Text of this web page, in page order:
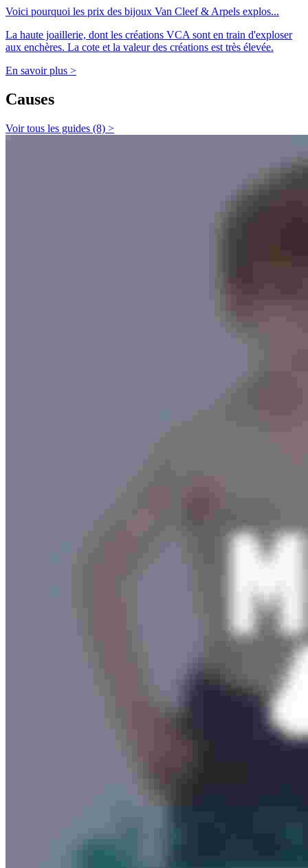
Voici pourquoi les prix des bijoux Van Cleef & Arpels explos...
La haute joaillerie, dont les créations VCA sont en train d'exploser
aux enchères. La cote et la valeur des créations est très élevée.
En savoir plus >
Causes
Voir tous les guides (8) >